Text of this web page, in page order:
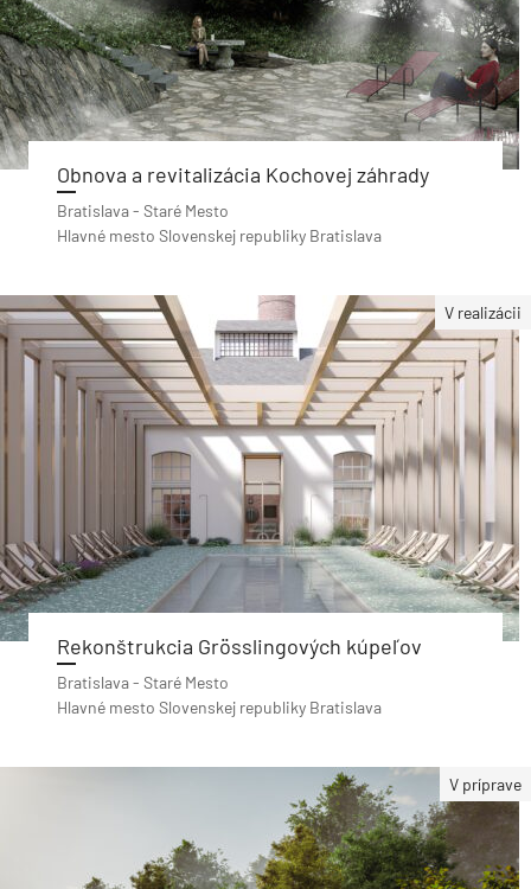
Obnova a revitalizácia Kochovej záhrady
Bratislava - Staré Mesto
Hlavné mesto Slovenskej republiky Bratislava
V realizácii
Rekonštrukcia Grösslingových kúpeľov
Bratislava - Staré Mesto
Hlavné mesto Slovenskej republiky Bratislava
V príprave